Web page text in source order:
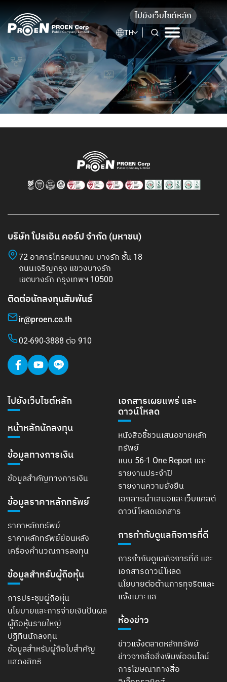
to
content
ไปยังเว็บไซต์หลัก
TH
บริษัท โปรเอ็น คอร์ป จำกัด (มหาชน)
72 อาคารโทรคมนาคม บางรัก ชั้น 18
ถนนเจริญกรุง แขวงบางรัก
เขตบางรัก กรุงเทพฯ 10500
ติดต่อนักลงทุนสัมพันธ์
ir@proen.co.th
02-690-3888 ต่อ 910
ไปยังเว็บไซต์หลัก
หน้าหลักนักลงทุน
ข้อมูลทางการเงิน
ข้อมูลสำคัญทางการเงิน
ข้อมูลราคาหลักทรัพย์
ราคาหลักทรัพย์
ราคาหลักทรัพย์ย้อนหลัง
เครื่องคำนวณการลงทุน
ข้อมูลสำหรับผู้ถือหุ้น
การประชุมผู้ถือหุ้น
นโยบายและการจ่ายเงินปันผล
ผู้ถือหุ้นรายใหญ่
ปฏิทินนักลงทุน
ข้อมูลสำหรับผู้ถือใบสำคัญ
แสดงสิทธิ
เอกสารเผยแพร่ และ
ดาวน์โหลด
หนังสือชี้ชวนเสนอขายหลัก
ทรัพย์
แบบ 56-1 One Report และ
รายงานประจำปี
รายงานความยั่งยืน
เอกสารนำเสนอและเว็บแคสต์
ดาวน์โหลดเอกสาร
การกำกับดูแลกิจการที่ดี
การกำกับดูแลกิจการที่ดี และ
เอกสารดาวน์โหลด
นโยบายต่อต้านการทุจริตและ
แจ้งเบาะแส
ห้องข่าว
ข่าวแจ้งตลาดหลักทรัพย์
ข่าวจากสื่อสิ่งพิมพ์ออนไลน์
การโฆษณาทางสื่อ